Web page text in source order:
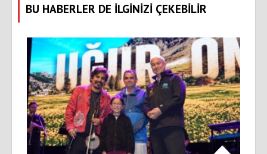
BU HABERLER DE İLGİNİZİ ÇEKEBİLİR